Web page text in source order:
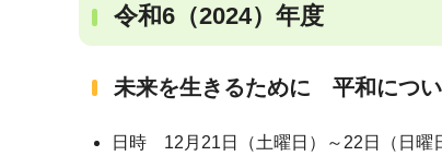
令和6（2024）年度
未来を生きるために 平和につ
日時 12月21日（土曜日）～22日（日曜